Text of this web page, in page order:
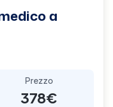
a
Prezzo
378€